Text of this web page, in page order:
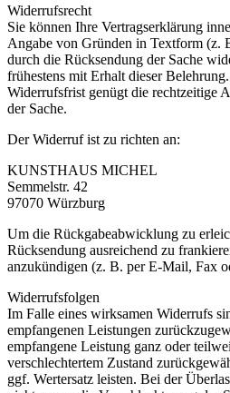
Widerrufsrecht
Sie können Ihre Vertragserklärung
Angabe von Gründen in Textform (z.
durch die Rücksendung der Sache
frühestens mit Erhalt dieser
Widerrufsfrist genügt die rechtzeitige
der Sache.
Der Widerruf ist zu richten an:
KUNSTHAUS MICHEL
Semmelstr. 42
97070 Würzburg
Um die Rückgabeabwicklung zu
Rücksendung ausreichend zu
anzukündigen (z. B. per E-Mail, Fax
Widerrufsfolgen
Im Falle eines wirksamen Widerrufs
empfangenen Leistungen
empfangene Leistung ganz oder
verschlechtertem Zustand
ggf. Wertersatz leisten. Bei der